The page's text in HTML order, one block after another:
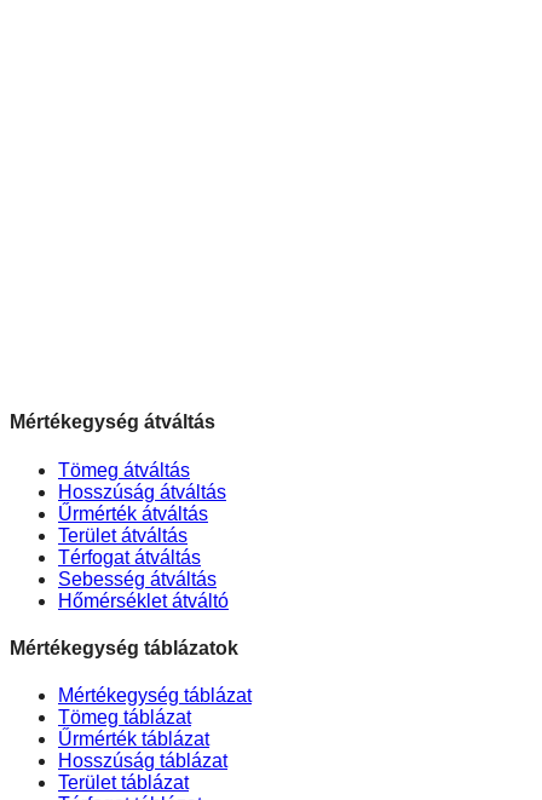
Mértékegység átváltás
Tömeg átváltás
Hosszúság átváltás
Űrmérték átváltás
Terület átváltás
Térfogat átváltás
Sebesség átváltás
Hőmérséklet átváltó
Mértékegység táblázatok
Mértékegység táblázat
Tömeg táblázat
Űrmérték táblázat
Hosszúság táblázat
Terület táblázat